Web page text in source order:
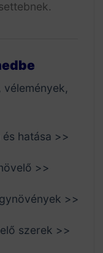
vélemények,
hatása >>
>>
>>
szerek >>